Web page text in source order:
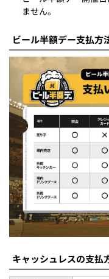
ません。
ビール半額デー支払方
キャッシュレスの支払